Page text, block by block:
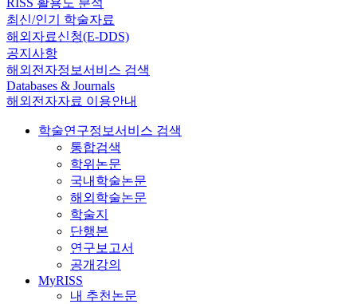
최신/인기 학술자료
해외자료신청(E-DDS)
공지사항
해외전자정보서비스 검색
Databases & Journals
해외전자자료 이용안내
학술연구정보서비스 검색
통합검색
학위논문
국내학술논문
해외학술논문
학술지
단행본
연구보고서
공개강의
MyRISS
내 추천논문